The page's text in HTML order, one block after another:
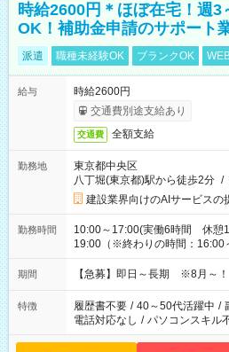
時給2600円＊ほぼ在宅！週3
OK！補助金申請のサポート
派遣 職種未経験OK ブランクOK
給与
時給2600円
交通費別途支給あり
交通費 全額支給
勤務地
東京都中央区
八丁堀(東京都)駅から徒歩2分 /
建設業界向けのAIサービスの
勤務時間
10:00～17:00(実働6時間 休憩
19:00（※終わりの時間：16:00
期間 【急募】即日～長期 ※8月～！
特徴 履歴書不要 / 40～50代活躍中 /
電話対応なし / パソコンスキル